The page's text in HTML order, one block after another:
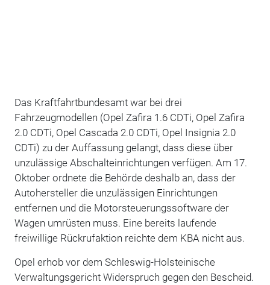
Das Kraftfahrtbundesamt war bei drei
Fahrzeugmodellen (Opel Zafira 1.6 CDTi, Opel Zafira
2.0 CDTi, Opel Cascada 2.0 CDTi, Opel Insignia 2.0
CDTi) zu der Auffassung gelangt, dass diese über
unzulässige Abschalteinrichtungen verfügen. Am 17.
Oktober ordnete die Behörde deshalb an, dass der
Autohersteller die unzulässigen Einrichtungen
entfernen und die Motorsteuerungssoftware der
Wagen umrüsten muss. Eine bereits laufende
freiwillige Rückrufaktion reichte dem KBA nicht aus.
Opel erhob vor dem Schleswig-Holsteinische
Verwaltungsgericht Widerspruch gegen den Bescheid.